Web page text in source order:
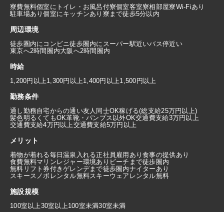
寮費無料個室にトイレ・お風呂付寮個室客室寮相部屋寮Wi-Fiあり
駐車場あり個室にキッチンあり 寮まで徒歩5分以内
周辺環境
徒歩圏内にコンビニ徒歩圏内にスーパー駅近いバス停近い
東京へ2時間圏内大阪へ2時間圏内
時給
1,200円以上1,300円以上1,400円以上1,500円以上
勤務条件
通し勤務自宅からの通い友人同士OK稼げる(総支給25万円以上)
髪色明るくてもOK革靴・パンプス以外OK交通費支給3万円以上
交通費支給4万円以上交通費支給5万円以上
メリット
着物が着れる毎日温泉入れる正社員雇用あり食事の提供あり
食費無料マリンレジャー環境あり ビーチまで徒歩圏内
無料リフト券付きゲレンデまで徒歩圏内ナイターあり
スキースノボレンタル無料スキーウェアレンタル無料
施設規模
100室以上30室以上100室未満30室未満